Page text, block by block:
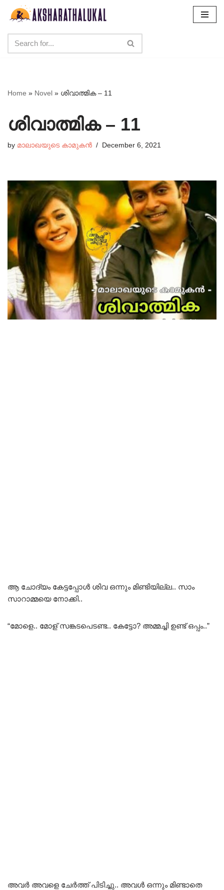
content
Home » Novel » ശിവാത്മിക – 11
ശിവാത്മിക – 11
by മാലാഖയുടെ കാമുകൻ December 6, 2021
ആ ചോദ്യം കേട്ടപ്പോൾ ശിവ ഒന്നും മിണ്ടിയില്ല.. സാം
സാറാമ്മയെ നോക്കി..
“മോളെ.. മോള് സങ്കടപെടണ്ട.. കേട്ടോ? അമ്മച്ചി ഉണ്ട് ഒപ്പം..”
അവർ അവളെ ചേർത്ത് പിടിച്ചു.. അവൾ ഒന്നും മിണ്ടാതെ